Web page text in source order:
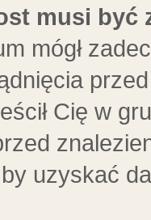
musi być
mógł
Cię w
uzyskać